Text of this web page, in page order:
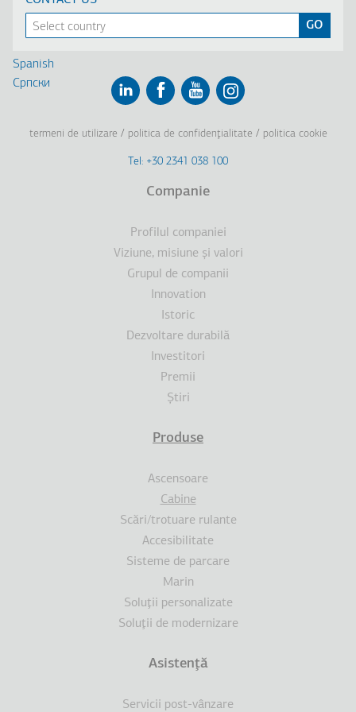
Français
Russian
Spanish
Cрпски
termeni de utilizare politica de confidenţialitate politica cookie
Tel: +30 2341 038 100
Companie
Profilul companiei
Viziune, misiune şi valori
Grupul de companii
Innovation
Istoric
Dezvoltare durabilă
Investitori
Premii
Ştiri
Produse
Ascensoare
Cabine
Scări/trotuare rulante
Accesibilitate
Sisteme de parcare
Marin
Soluţii personalizate
Soluţii de modernizare
Asistenţă
Servicii post-vânzare